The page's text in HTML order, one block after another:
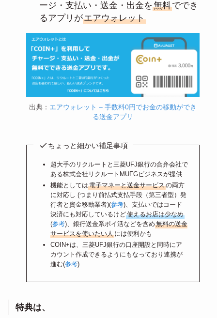
ージ・支払い・送金・出金を無料ででき
るアプリがエアウォレット
出典： エアウォレット – 手数料0円でお金の移動ができ
る送金アプリ
ちょっと細かい補足事項
超大手のリクルートと三菱UFJ銀行の合弁会社で
ある株式会社リクルートMUFGビジネスが提供
機能としては電子マネーと送金サービスの両方
に対応し (つまり前払式支払手段（第三者型）発
行者と資金移動業者)(参考)、支払いではコード
決済にも対応しているけど使えるお店は少なめ
(参考)、銀行送金系ポイ活などを含め無料の送金
サービスを使いたい人には便利かも
COIN+は、三菱UFJ銀行の口座開設と同時にア
カウント作成できるようにもなっており連携が
進む(参考)
特典は、